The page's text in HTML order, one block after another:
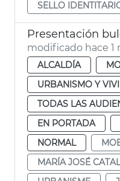
SELLO
modificado hace 1
ALCALDÍA
URBANISMO Y
TODAS LAS
EN PORTADA
NORMAL
MARÍA JOSÉ